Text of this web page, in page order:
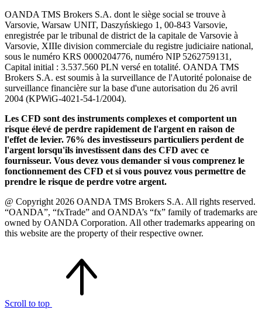
OANDA TMS Brokers S.A. dont le siège social se trouve à
Varsovie, Warsaw UNIT, Daszyńskiego 1, 00-843 Varsovie,
enregistrée par le tribunal de district de la capitale de Varsovie à
Varsovie, XIIIe division commerciale du registre judiciaire national,
sous le numéro KRS 0000204776, numéro NIP 5262759131,
Capital initial : 3.537.560 PLN versé en totalité. OANDA TMS
Brokers S.A. est soumis à la surveillance de l'Autorité polonaise de
surveillance financière sur la base d'une autorisation du 26 avril
2004 (KPWiG-4021-54-1/2004).
Les CFD sont des instruments complexes et comportent un
risque élevé de perdre rapidement de l'argent en raison de
l'effet de levier. 76% des investisseurs particuliers perdent de
l'argent lorsqu'ils investissent dans des CFD avec ce
fournisseur. Vous devez vous demander si vous comprenez le
fonctionnement des CFD et si vous pouvez vous permettre de
prendre le risque de perdre votre argent.
@ Copyright 2026 OANDA TMS Brokers S.A. All rights reserved.
“OANDA”, “fxTrade” and OANDA’s “fx” family of trademarks are
owned by OANDA Corporation. All other trademarks appearing on
this website are the property of their respective owner.
Scroll to top